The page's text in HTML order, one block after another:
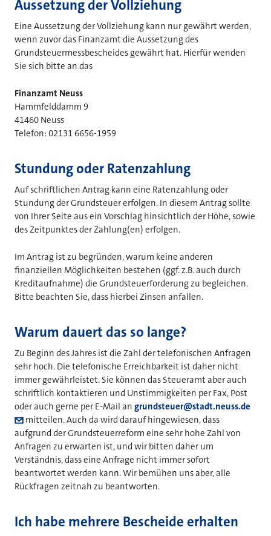
Aussetzung der Vollziehung
Eine Aussetzung der Vollziehung kann nur gewährt werden,
wenn zuvor das Finanzamt die Aussetzung des
Grundsteuermessbescheides gewährt hat. Hierfür wenden
Sie sich bitte an das
Finanzamt Neuss
Hammfelddamm 9
41460 Neuss
Telefon: 02131 6656-1959
Stundung oder Ratenzahlung
Auf schriftlichen Antrag kann eine Ratenzahlung oder
Stundung der Grundsteuer erfolgen. In diesem Antrag sollte
von Ihrer Seite aus ein Vorschlag hinsichtlich der Höhe, sowie
des Zeitpunktes der Zahlung(en) erfolgen.
Im Antrag ist zu begründen, warum keine anderen
finanziellen Möglichkeiten bestehen (ggf. z.B. auch durch
Kreditaufnahme) die Grundsteuerforderung zu begleichen.
Bitte beachten Sie, dass hierbei Zinsen anfallen.
Warum dauert das so lange?
Zu Beginn des Jahres ist die Zahl der telefonischen Anfragen
sehr hoch. Die telefonische Erreichbarkeit ist daher nicht
immer gewährleistet. Sie können das Steueramt aber auch
schriftlich kontaktieren und Unstimmigkeiten per Fax, Post
oder auch gerne per E-Mail an grundsteuer@stadt.neuss.de
mitteilen. Auch da wird darauf hingewiesen, dass
aufgrund der Grundsteuerreform eine sehr hohe Zahl von
Anfragen zu erwarten ist, und wir bitten daher um
Verständnis, dass eine Anfrage nicht immer sofort
beantwortet werden kann. Wir bemühen uns aber, alle
Rückfragen zeitnah zu beantworten.
Ich habe mehrere Bescheide erhalten